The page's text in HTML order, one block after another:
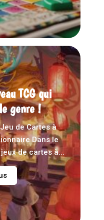
TCG qui
genre !
de Cartes à
Dans le
de cartes à...